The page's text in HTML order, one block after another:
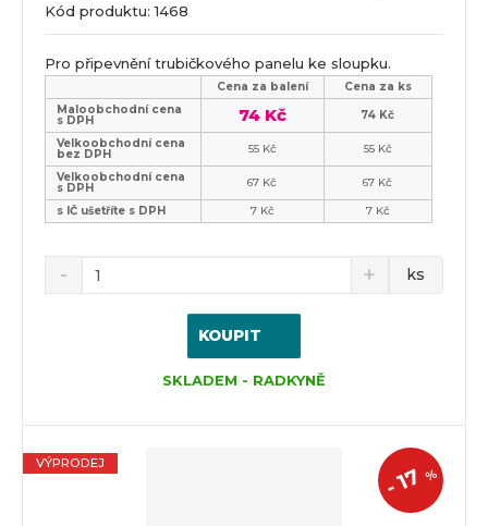
Kód produktu: 1468
Pro připevnění trubičkového panelu ke sloupku.
Cena za balení
Cena za ks
Maloobchodní cena
s DPH 74 Kč
74 Kč
Velkoobchodní cena
bez DPH 55 Kč
55 Kč
Velkoobchodní cena
s DPH 67 Kč
67 Kč
s IČ ušetříte s DPH
7 Kč 7 Kč
ks
KOUPIT
SKLADEM - RADKYNĚ
-17%
VÝPRODEJ